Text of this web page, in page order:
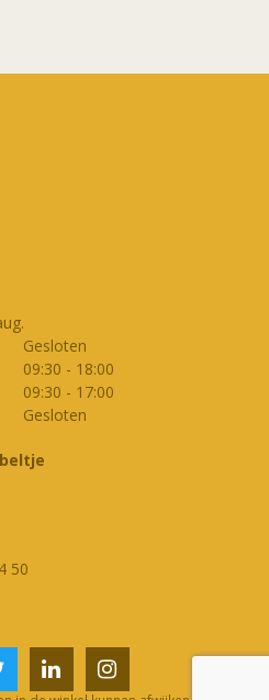
Gesloten
09:30 - 18:00
09:30 - 17:00
Gesloten
50